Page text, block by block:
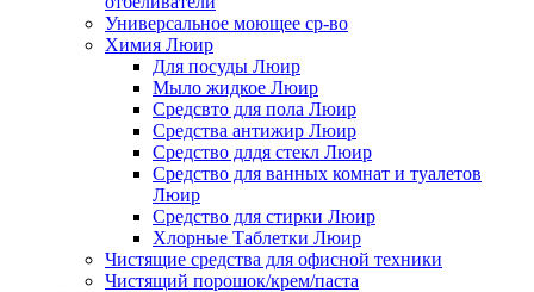
Универсальное моющее ср-во
Химия Люир
Для посуды Люир
Мыло жидкое Люир
Средсвто для пола Люир
Средства антижир Люир
Средство длдя стекл Люир
Средство для ванных комнат и туалетов
Люир
Средство для стирки Люир
Хлорные Таблетки Люир
Чистящие средства для офисной техники
Чистящий порошок/крем/паста